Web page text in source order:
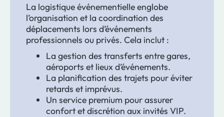
La logistique événementielle englobe
l’organisation et la coordination des
déplacements lors d’événements
professionnels ou privés. Cela inclut :
La gestion des transferts entre gares,
aéroports et lieux d’événements.
La planification des trajets pour éviter
retards et imprévus.
Un service premium pour assurer
confort et discrétion aux invités VIP.